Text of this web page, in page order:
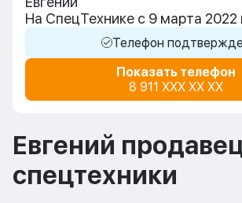
На СпецТехнике с 9 марта 2022
Телефон
Показать телефон
8 911 XXX XX XX
Евгений продавец
спецтехники